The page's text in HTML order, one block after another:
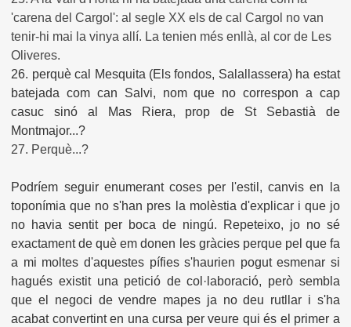
'carena del Cargol': al segle XX els de cal Cargol no van
tenir-hi mai la vinya allí. La tenien més enllà, al cor de Les
Oliveres.
26. perquè cal Mesquita (Els fondos, Salallassera) ha estat
batejada com can Salvi, nom que no correspon a cap
casuc sinó al Mas Riera, prop de St Sebastià de
Montmajor...?
27. Perquè...?
Podríem seguir enumerant coses per l'estil, canvis en la
toponímia que no s'han pres la molèstia d'explicar i que jo
no havia sentit per boca de ningú. Repeteixo, jo no sé
exactament de què em donen les gràcies perque pel que fa
a mi moltes d'aquestes pífies s'haurien pogut esmenar si
hagués existit una petició de col·laboració, però sembla
que el negoci de vendre mapes ja no deu rutllar i s'ha
acabat convertint en una cursa per veure qui és el primer a